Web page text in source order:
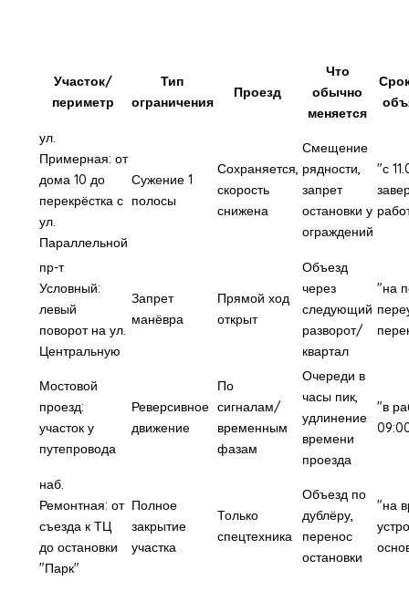
Участок/
периметр
Тип
ограничения
Проезд
Что
обычно
меняется
ул.
Примерная: от
дома 10 до
перекрёстка с
ул.
Параллельной
Сужение 1
полосы
Сохраняется,
скорость
снижена
Смещение
рядности,
запрет
остановки у
ограждений
"с
пр-т
Условный:
левый
поворот на ул.
Центральную
Запрет
манёвра
Прямой ход
открыт
Объезд
через
следующий
разворот/
квартал
"на
Мостовой
проезд:
участок у
путепровода
Реверсивное
движение
По
сигналам/
временным
фазам
Очереди в
часы пик,
удлинение
времени
проезда
"в
наб.
Ремонтная: от
съезда к ТЦ
до остановки
"Парк"
Полное
закрытие
участка
Только
спецтехника
Объезд по
дублёру,
перенос
остановки
"на